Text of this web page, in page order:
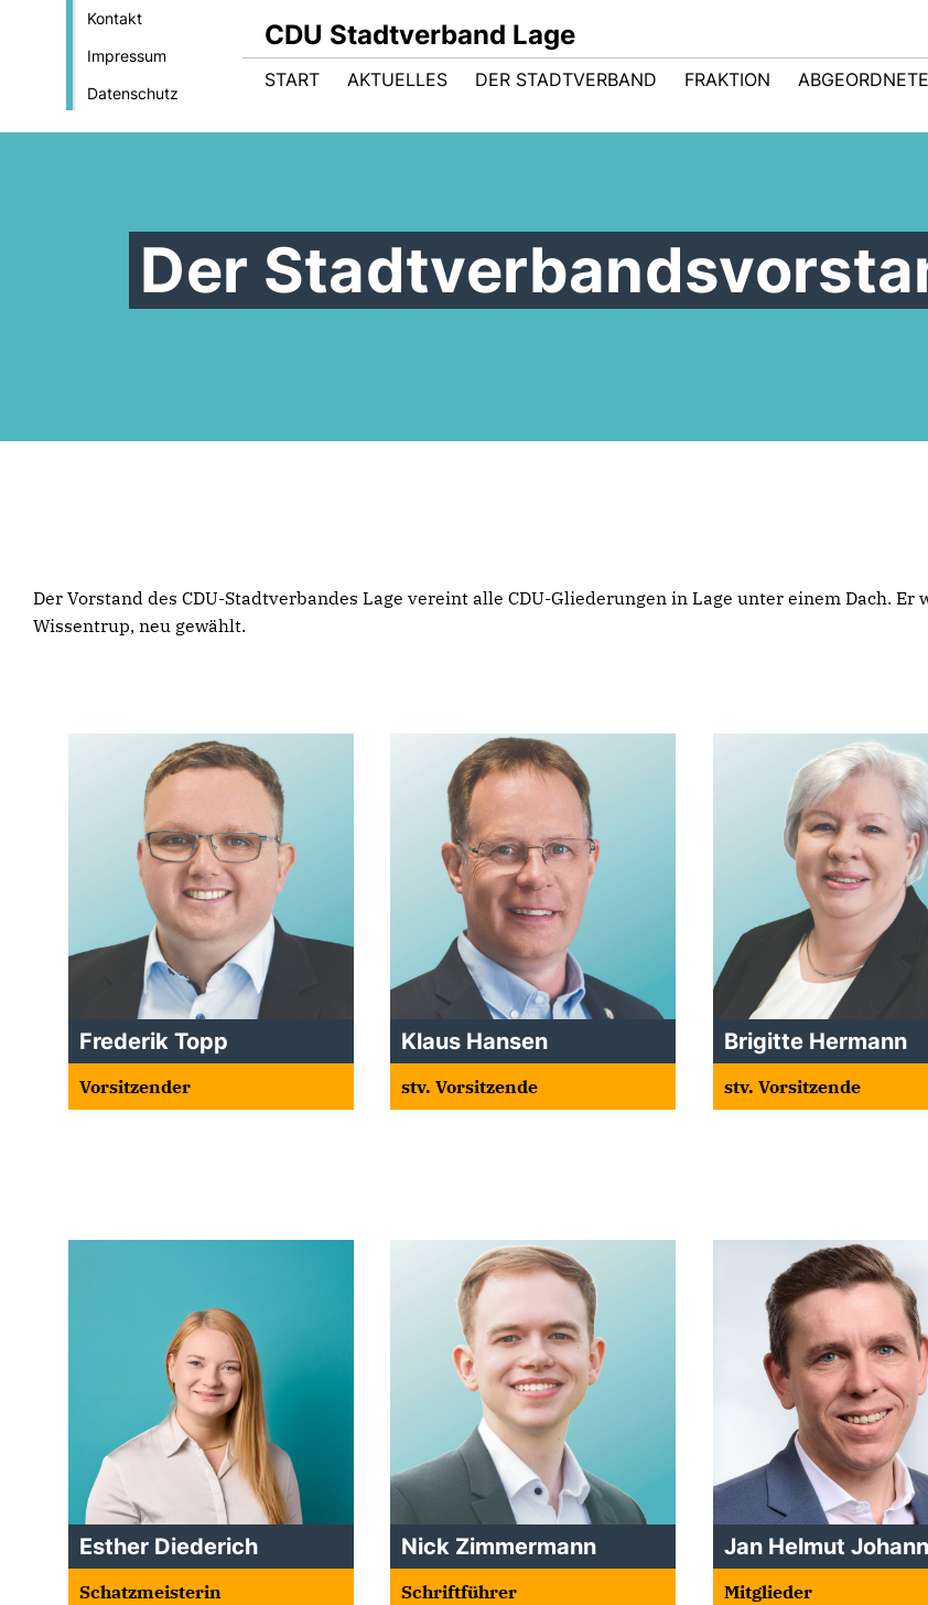
Kontakt
Impressum
Datenschutz
CDU Stadtverband Lage
START AKTUELLES DER STADTVERBAND FRAKTION ABGEORDNETE
Der
Der Vorstand des CDU-Stadtverbandes Lage vereint alle CDU-Gliederungen in Lage unter einem Dach.
Wissentrup, neu gewählt.
Frederik Topp
Vorsitzender
Klaus Hansen
stv. Vorsitzende
Brigitte Hermann
stv. Vorsitzende
Esther Diederich
Schatzmeisterin
Nick Zimmermann
Schriftführer
Jan Helmut
Mitglieder